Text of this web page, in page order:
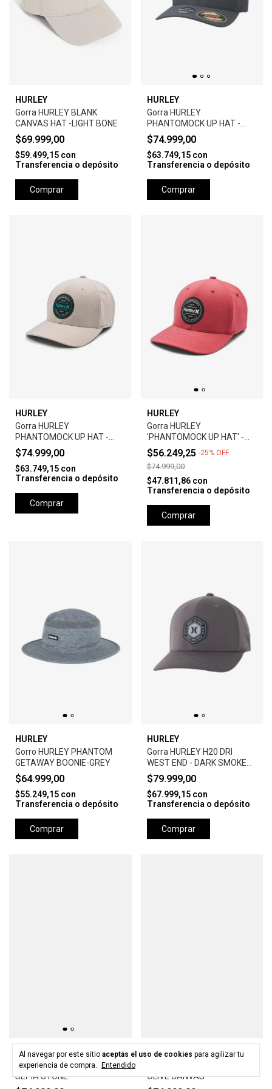
Al navegar por este sitio aceptás el uso de cookies para agilizar tu
experiencia de compra.
Entendido
HURLEY
Gorra HURLEY BLANK
CANVAS HAT -LIGHT BONE
$69.999,00
$59.499,15 con
Transferencia o depósito
Comprar
HURLEY
Gorra HURLEY
PHANTOMOCK UP HAT -
BLACK
$74.999,00
$63.749,15 con
Transferencia o depósito
Comprar
HURLEY
Gorra HURLEY
PHANTOMOCK UP HAT -
GREY
$74.999,00
$63.749,15 con
Transferencia o depósito
Comprar
HURLEY
Gorra HURLEY
'PHANTOMOCK UP HAT' -
UNIVERSTY RED
$56.249,25 -25% OFF
$74.999,00
$47.811,86 con
Transferencia o depósito
Comprar
HURLEY
Gorro HURLEY PHANTOM
GETAWAY BOONIE-GREY
$64.999,00
$55.249,15 con
Transferencia o depósito
Comprar
HURLEY
Gorra HURLEY H20 DRI
WEST END - DARK SMOKE
GREY
$79.999,00
$67.999,15 con
Transferencia o depósito
Comprar
HURLEY
Gorra HURLEY LEVELS HAT -
SEPIA STONE
HURLEY
OLIVE CANVAS